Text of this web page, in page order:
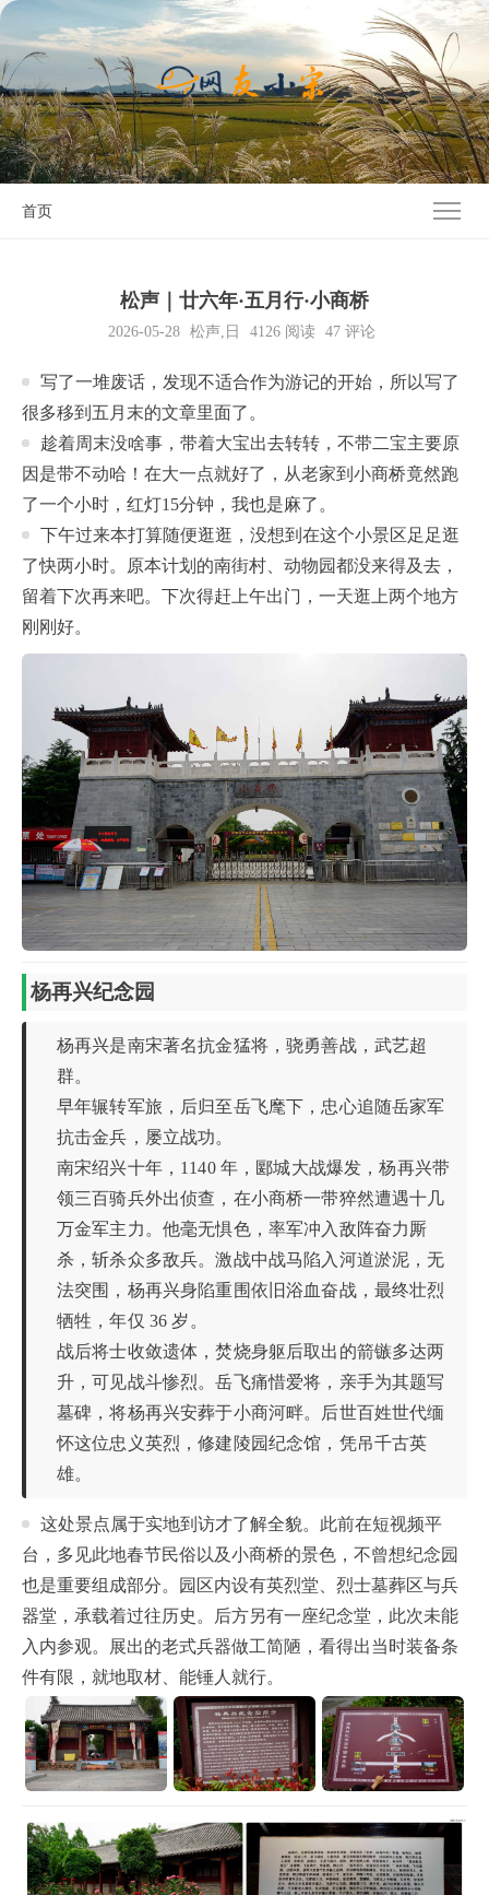
首页
松声｜廿六年·五月行·小商桥
2026-05-28 松声, 日 4126 阅读 47 评论
写了一堆废话，发现不适合作为游记的开始，所以写了
很多移到五月末的文章里面了。
趁着周末没啥事，带着大宝出去转转，不带二宝主要原
因是带不动哈！在大一点就好了，从老家到小商桥竟然跑
了一个小时，红灯15分钟，我也是麻了。
下午过来本打算随便逛逛，没想到在这个小景区足足逛
了快两小时。原本计划的南街村、动物园都没来得及去，
留着下次再来吧。下次得赶上午出门，一天逛上两个地方
刚刚好。
杨再兴纪念园
杨再兴是南宋著名抗金猛将，骁勇善战，武艺超
群。
早年辗转军旅，后归至岳飞麾下，忠心追随岳家军
抗击金兵，屡立战功。
南宋绍兴十年，1140 年，郾城大战爆发，杨再兴带
领三百骑兵外出侦查，在小商桥一带猝然遭遇十几
万金军主力。他毫无惧色，率军冲入敌阵奋力厮
杀，斩杀众多敌兵。激战中战马陷入河道淤泥，无
法突围，杨再兴身陷重围依旧浴血奋战，最终壮烈
牺牲，年仅 36 岁。
战后将士收敛遗体，焚烧身躯后取出的箭镞多达两
升，可见战斗惨烈。岳飞痛惜爱将，亲手为其题写
墓碑，将杨再兴安葬于小商河畔。后世百姓世代缅
怀这位忠义英烈，修建陵园纪念馆，凭吊千古英
雄。
这处景点属于实地到访才了解全貌。此前在短视频平
台，多见此地春节民俗以及小商桥的景色，不曾想纪念园
也是重要组成部分。园区内设有英烈堂、烈士墓葬区与兵
器堂，承载着过往历史。后方另有一座纪念堂，此次未能
入内参观。展出的老式兵器做工简陋，看得出当时装备条
件有限，就地取材、能锤人就行。